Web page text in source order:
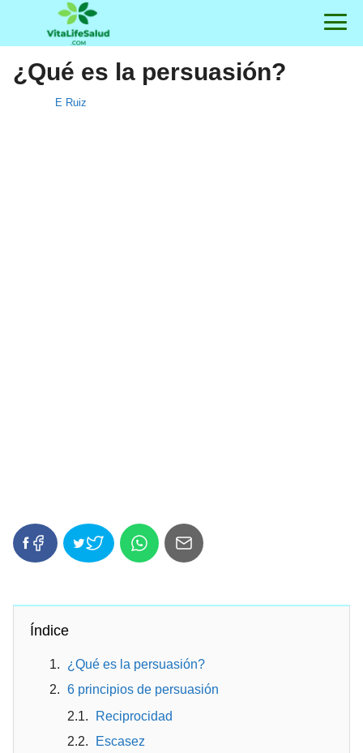
¿Qué es la persuasión?
E Ruiz
Índice
¿Qué es la persuasión?
6 principios de persuasión
Reciprocidad
Escasez